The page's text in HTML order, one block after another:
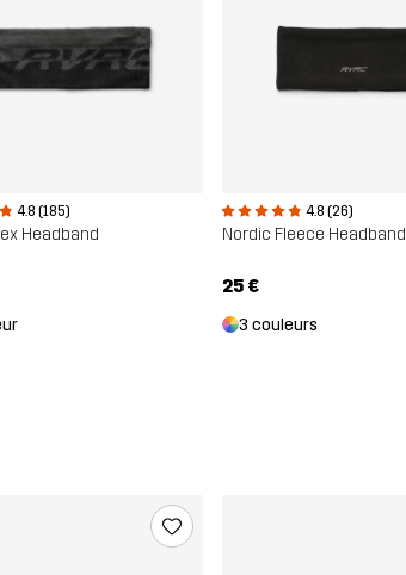
4.8 (185)
Headband
4.8 (26)
Nordic Fleece Headband
25 €
3 couleurs